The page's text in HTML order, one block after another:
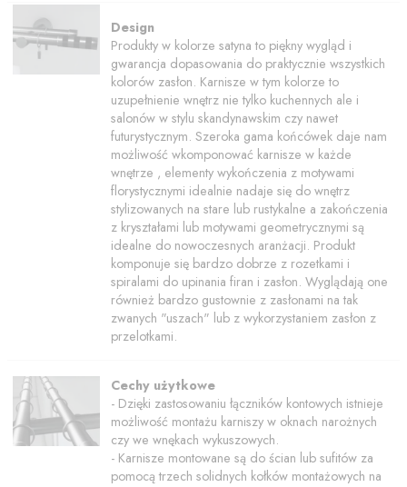
Design
Produkty w kolorze satyna to piękny wygląd i
gwarancja dopasowania do praktycznie wszystkich
kolorów zasłon. Karnisze w tym kolorze to
uzupełnienie wnętrz nie tylko kuchennych ale i
salonów w stylu skandynawskim czy nawet
futurystycznym. Szeroka gama końcówek daje nam
możliwość wkomponować karnisze w każde
wnętrze , elementy wykończenia z motywami
florystycznymi idealnie nadaje się do wnętrz
stylizowanych na stare lub rustykalne a zakończenia
z kryształami lub motywami geometrycznymi są
idealne do nowoczesnych aranżacji. Produkt
komponuje się bardzo dobrze z rozetkami i
spiralami do upinania firan i zasłon. Wyglądają one
również bardzo gustownie z zasłonami na tak
zwanych "uszach" lub z wykorzystaniem zasłon z
przelotkami.
Cechy użytkowe
- Dzięki zastosowaniu łączników kontowych istnieje
możliwość montażu karniszy w oknach narożnych
czy we wnękach wykuszowych.
- Karnisze montowane są do ścian lub sufitów za
pomocą trzech solidnych kołków montażowych na